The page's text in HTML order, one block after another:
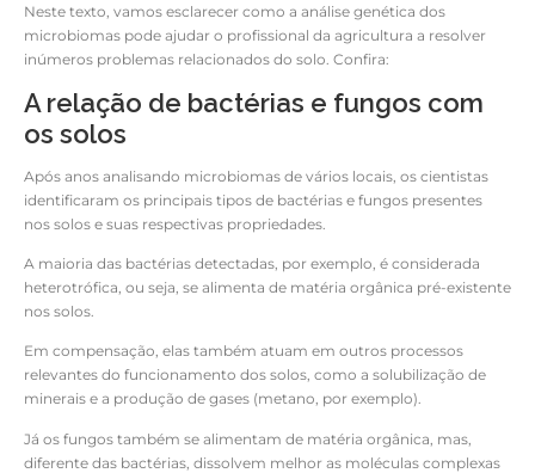
Neste texto, vamos esclarecer como a análise genética dos
microbiomas pode ajudar o profissional da agricultura a resolver
inúmeros problemas relacionados do solo. Confira:
A relação de bactérias e fungos com
os solos
Após anos analisando microbiomas de vários locais, os cientistas
identificaram os principais tipos de bactérias e fungos presentes
nos solos e suas respectivas propriedades.
A maioria das bactérias detectadas, por exemplo, é considerada
heterotrófica, ou seja, se alimenta de matéria orgânica pré-existente
nos solos.
Em compensação, elas também atuam em outros processos
relevantes do funcionamento dos solos, como a solubilização de
minerais e a produção de gases (metano, por exemplo).
Já os fungos também se alimentam de matéria orgânica, mas,
diferente das bactérias, dissolvem melhor as moléculas complexas